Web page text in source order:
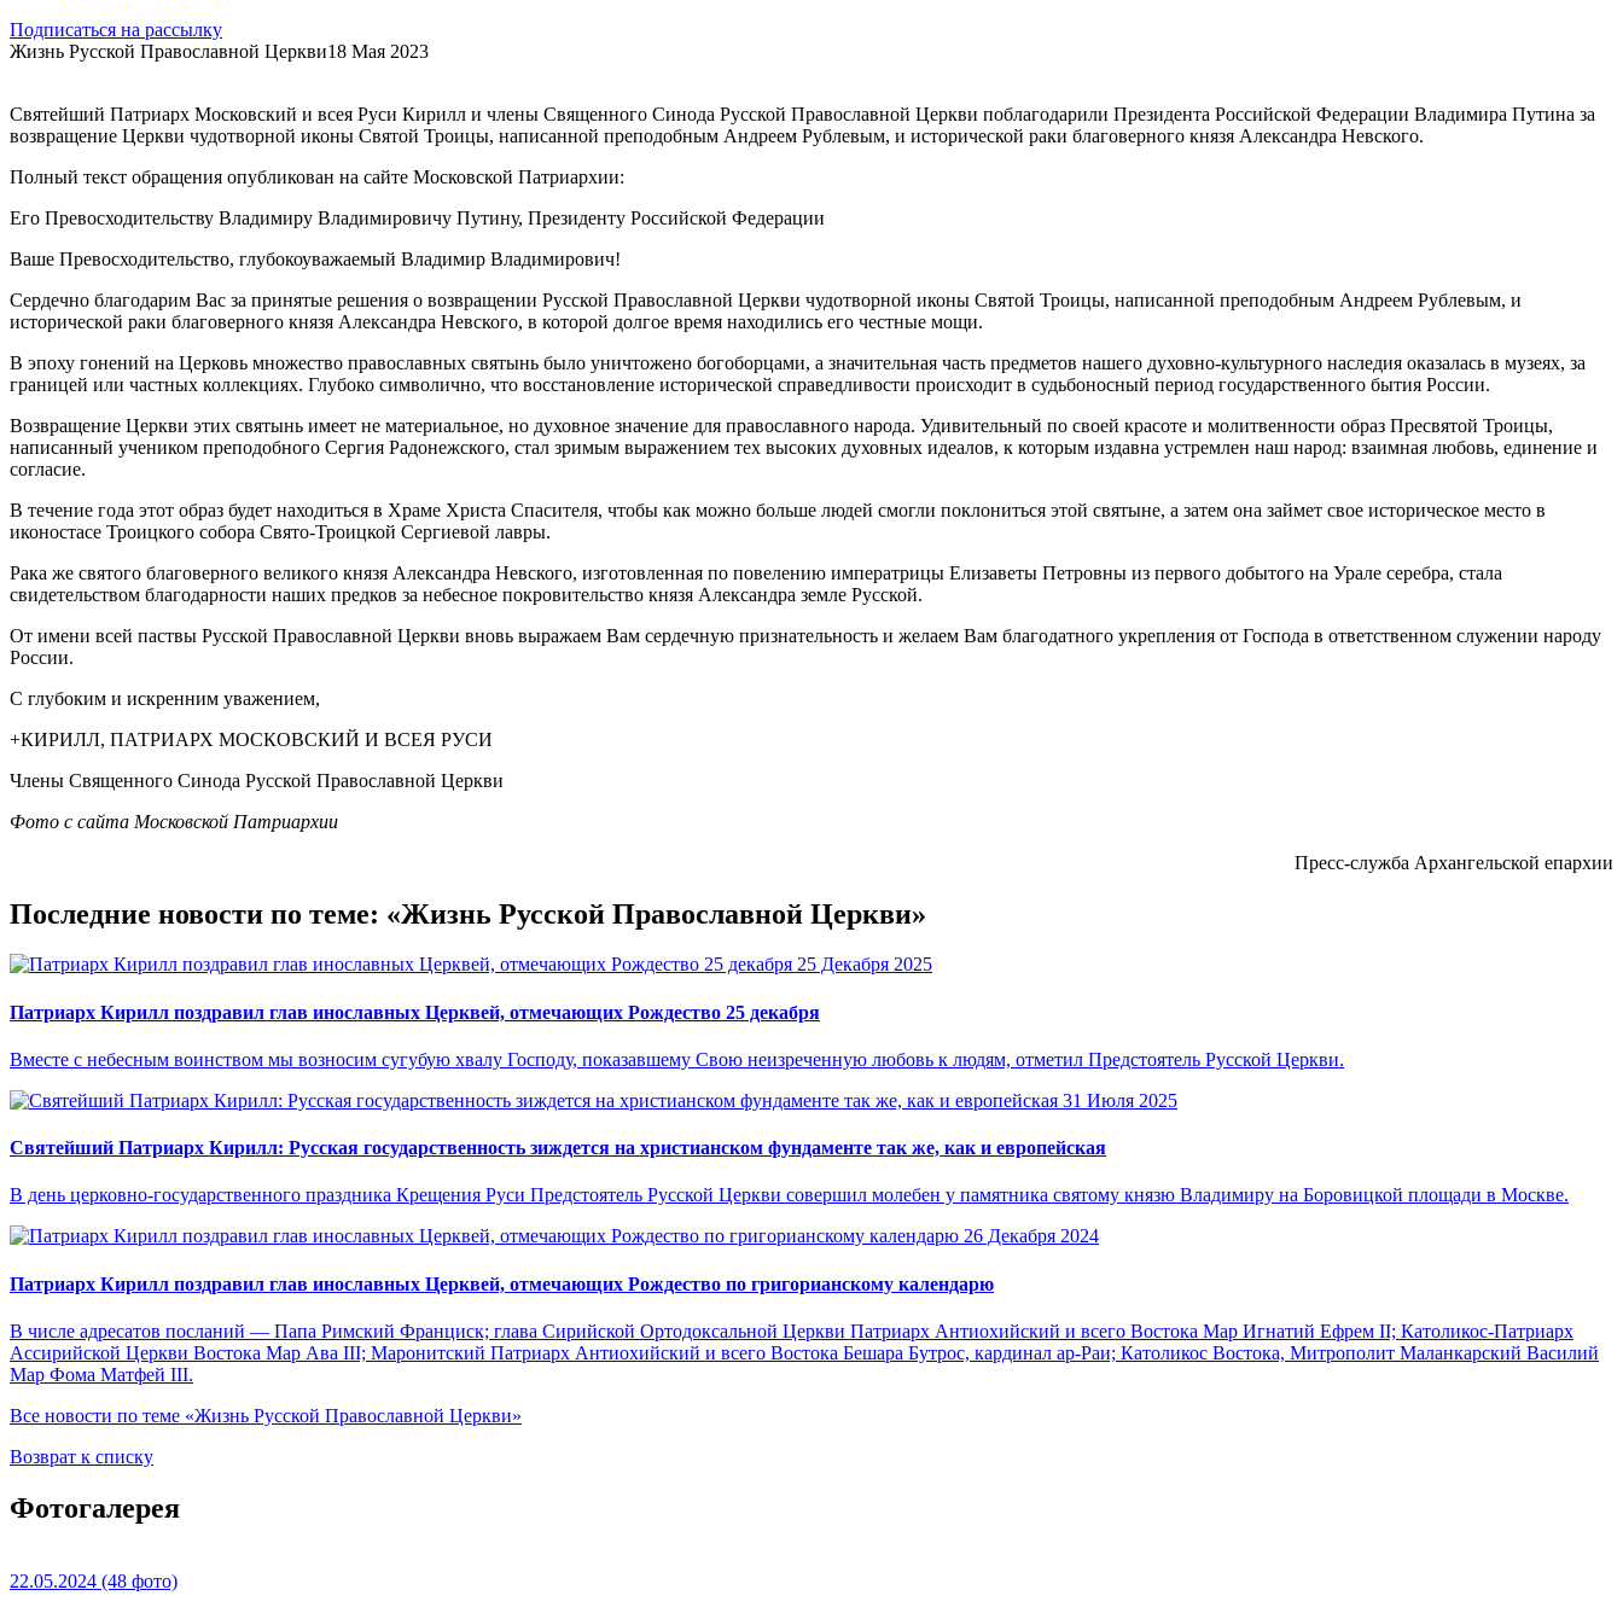
Подписаться на рассылку
Жизнь Русской Православной Церкви18 Мая 2023
Святейший Патриарх Московский и всея Руси Кирилл и члены Священного Синода Русской Православной Церкви поблагодарили Президента Российской Федерации Владимира Путина за
возвращение Церкви чудотворной иконы Святой Троицы, написанной преподобным Андреем Рублевым, и исторической раки благоверного князя Александра Невского.
Полный текст обращения опубликован на сайте Московской Патриархии:
Его Превосходительству Владимиру Владимировичу Путину, Президенту Российской Федерации
Ваше Превосходительство, глубокоуважаемый Владимир Владимирович!
Сердечно благодарим Вас за принятые решения о возвращении Русской Православной Церкви чудотворной иконы Святой Троицы, написанной преподобным Андреем Рублевым, и
исторической раки благоверного князя Александра Невского, в которой долгое время находились его честные мощи.
В эпоху гонений на Церковь множество православных святынь было уничтожено богоборцами, а значительная часть предметов нашего духовно-культурного наследия оказалась в музеях, за
границей или частных коллекциях. Глубоко символично, что восстановление исторической справедливости происходит в судьбоносный период государственного бытия России.
Возвращение Церкви этих святынь имеет не материальное, но духовное значение для православного народа. Удивительный по своей красоте и молитвенности образ Пресвятой Троицы,
написанный учеником преподобного Сергия Радонежского, стал зримым выражением тех высоких духовных идеалов, к которым издавна устремлен наш народ: взаимная любовь, единение и
согласие.
В течение года этот образ будет находиться в Храме Христа Спасителя, чтобы как можно больше людей смогли поклониться этой святыне, а затем она займет свое историческое место в
иконостасе Троицкого собора Свято-Троицкой Сергиевой лавры.
Рака же святого благоверного великого князя Александра Невского, изготовленная по повелению императрицы Елизаветы Петровны из первого добытого на Урале серебра, стала
свидетельством благодарности наших предков за небесное покровительство князя Александра земле Русской.
От имени всей паствы Русской Православной Церкви вновь выражаем Вам сердечную признательность и желаем Вам благодатного укрепления от Господа в ответственном служении народу
России.
С глубоким и искренним уважением,
+КИРИЛЛ, ПАТРИАРХ МОСКОВСКИЙ И ВСЕЯ РУСИ
Члены Священного Синода Русской Православной Церкви
Фото с сайта Московской Патриархии
Пресс-служба Архангельской епархии
Последние новости по теме: «Жизнь Русской Православной Церкви»
25 Декабря 2025
Патриарх Кирилл поздравил глав инославных Церквей, отмечающих Рождество 25 декабря
Вместе с небесным воинством мы возносим сугубую хвалу Господу, показавшему Свою неизреченную любовь к людям, отметил Предстоятель Русской Церкви.
31 Июля 2025
Святейший Патриарх Кирилл: Русская государственность зиждется на христианском фундаменте так же, как и европейская
В день церковно-государственного праздника Крещения Руси Предстоятель Русской Церкви совершил молебен у памятника святому князю Владимиру на Боровицкой площади в Москве.
26 Декабря 2024
Патриарх Кирилл поздравил глав инославных Церквей, отмечающих Рождество по григорианскому календарю
В числе адресатов посланий — Папа Римский Франциск; глава Сирийской Ортодоксальной Церкви Патриарх Антиохийский и всего Востока Мар Игнатий Ефрем II; Католикос-Патриарх
Ассирийской Церкви Востока Map Ава III; Маронитский Патриарх Антиохийский и всего Востока Бешара Бутрос, кардинал ар-Раи; Католикос Востока, Митрополит Маланкарский Василий
Мар Фома Матфей III.
Все новости по теме «Жизнь Русской Православной Церкви»
Возврат к списку
Фотогалерея
22.05.2024 (48 фото)